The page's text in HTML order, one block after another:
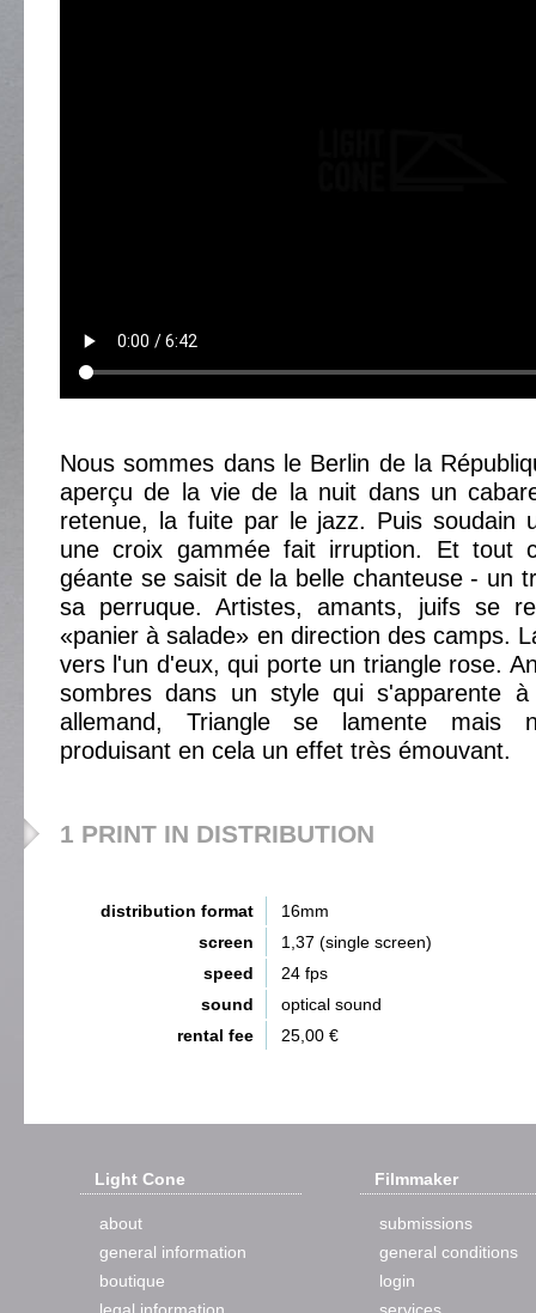
Nous sommes dans le Berlin de la
aperçu de la vie de la nuit dans un
retenue, la fuite par le jazz. Puis soudain
une croix gammée fait irruption. Et tout
géante se saisit de la belle chanteuse - un
sa perruque. Artistes, amants, juifs se
«panier à salade» en direction des camps.
vers l'un d'eux, qui porte un triangle rose.
sombres dans un style qui s'apparente à
allemand, Triangle se lamente mais
produisant en cela un effet très émouvant.
1 PRINT IN DISTRIBUTION
distribution format
16mm
screen
1,37 (single screen)
speed
24 fps
sound
optical sound
rental fee
25,00 €
Light Cone
about
general information
boutique
Filmmaker
submissions
general conditions
login